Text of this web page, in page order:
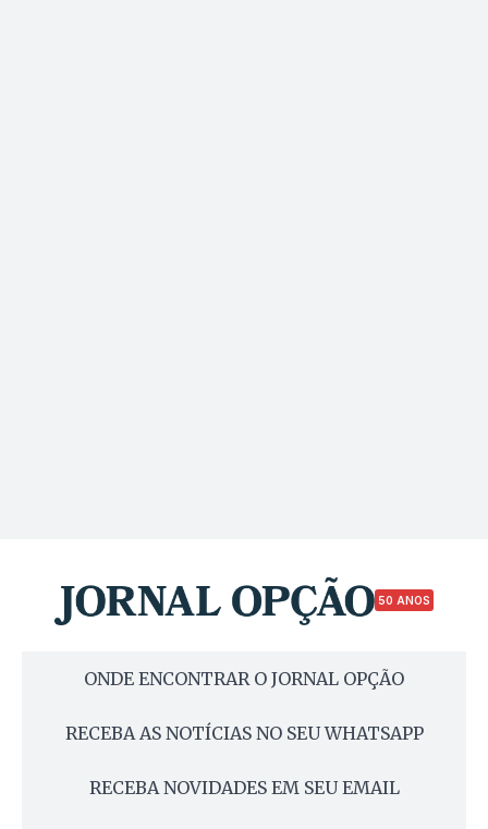
50 ANOS
ONDE ENCONTRAR O JORNAL OPÇÃO
RECEBA AS NOTÍCIAS NO SEU WHATSAPP
RECEBA NOVIDADES EM SEU EMAIL